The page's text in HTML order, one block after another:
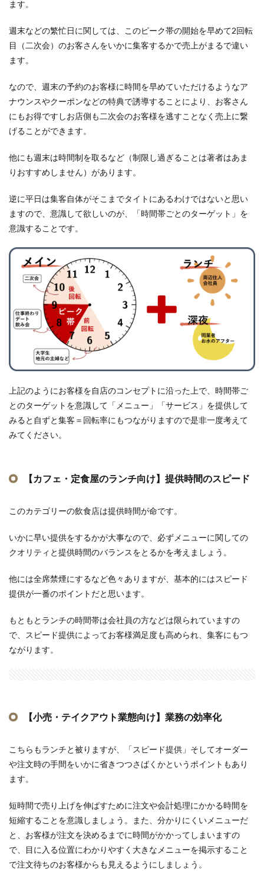
ます。
週末などの繁忙日に関しては、このピーク帯の開始を早めて2回転
目（二次会）のお客さんをいかに集客するかで売上がまるで違い
ます。
なので、週末の予約のお客様に時間を早めていただけるようなア
ナウンスやクーポンなどの特典で誘導することにより、お客さん
にもお得ですしお店側も二次会のお客様を逃すことなく売上に繋
げることができます。
他にも週末は時間制を取るなど（制限し過ぎることは著者はあま
りおすすめしません）があります。
逆に平日は集客自体がそこまでタイトにあるわけではないと思い
ますので、意識して欲しいのが、「時間帯ごとのターゲット」を
意識することです。
上記のようにお客様を自店のコンセプトに沿った上で、時間帯ご
とのターゲットを意識して「メニュー」「サービス」を提供して
みると自ずと集客＝回転率にもつながりますので是非一度考えて
みてください。
【カフェ・定食屋のランチ向け】提供時間のスピード
このカテゴリーの飲食店は提供時間が命です。
いかに早い提供をするかが大事なので、必ずメニューに関しての
クオリティと提供時間のバランスをとるかを考えましょう。
他には全席禁煙にするなど色々ありますが、基本的にはスピード
提供が一番のポイントだと思います。
もともとランチの時間帯は会社員の方などは限られていますの
で、スピード提供によってお客様満足度も高められ、集客にもつ
ながります。
【小売・テイクアウト業態向け】業務の効率化
こちらもランチと被りますが、「スピード提供」そしてオーダー
や注文時の手間をいかに省きつつさばくかというポイントもあり
ます。
短時間で売り上げを伸ばすために注文や会計処理にかかる時間を
短縮することを意識しましょう。また、分かりにくいメニューだ
と、お客様が注文を決めるまでに時間がかかってしまいますの
で、目に入る位置にわかりやすく大きなメニューを掲示すること
で注文待ちのお客様からも見えるようにしましょう。